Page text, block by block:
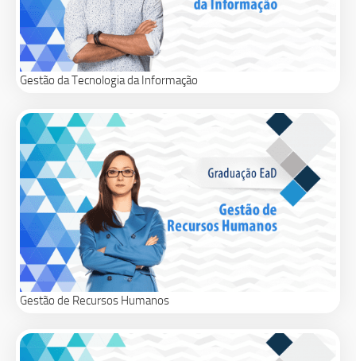
Gestão da Tecnologia da Informação
Gestão de Recursos Humanos